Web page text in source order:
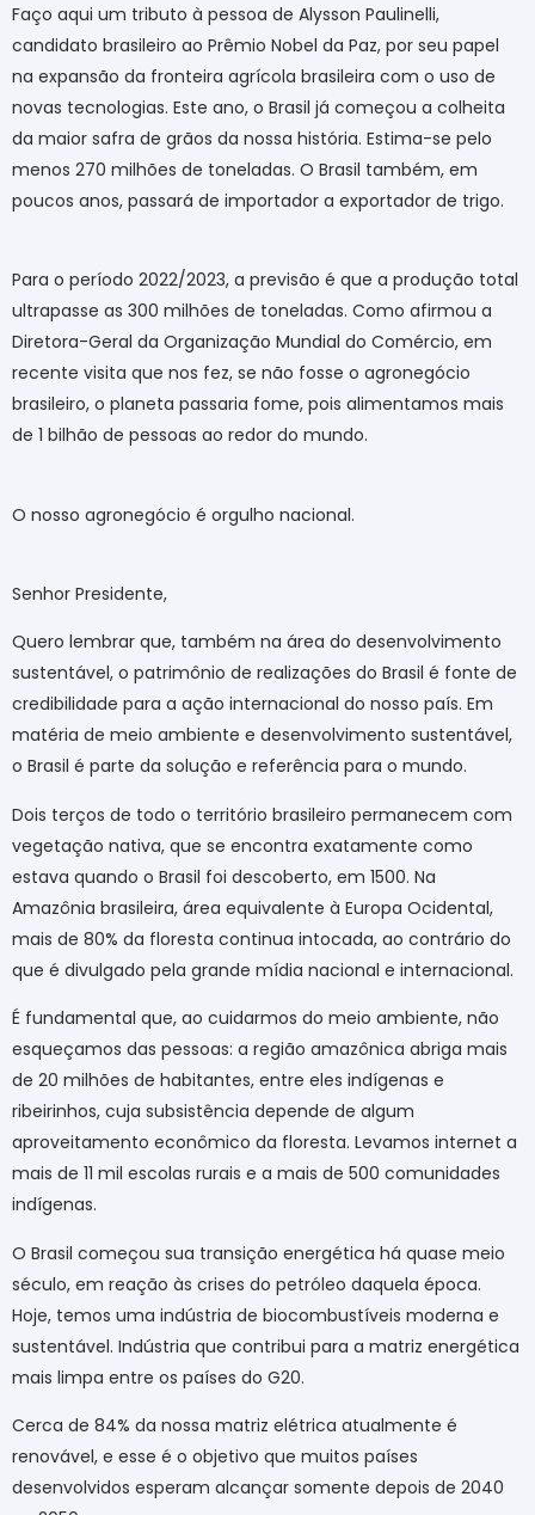
Faço aqui um tributo à pessoa de Alysson Paulinelli,
candidato brasileiro ao Prêmio Nobel da Paz, por seu papel
na expansão da fronteira agrícola brasileira com o uso de
novas tecnologias. Este ano, o Brasil já começou a colheita
da maior safra de grãos da nossa história. Estima-se pelo
menos 270 milhões de toneladas. O Brasil também, em
poucos anos, passará de importador a exportador de trigo.
Para o período 2022/2023, a previsão é que a produção total
ultrapasse as 300 milhões de toneladas. Como afirmou a
Diretora-Geral da Organização Mundial do Comércio, em
recente visita que nos fez, se não fosse o agronegócio
brasileiro, o planeta passaria fome, pois alimentamos mais
de 1 bilhão de pessoas ao redor do mundo.
O nosso agronegócio é orgulho nacional.
Senhor Presidente,
Quero lembrar que, também na área do desenvolvimento
sustentável, o patrimônio de realizações do Brasil é fonte de
credibilidade para a ação internacional do nosso país. Em
matéria de meio ambiente e desenvolvimento sustentável,
o Brasil é parte da solução e referência para o mundo.
Dois terços de todo o território brasileiro permanecem com
vegetação nativa, que se encontra exatamente como
estava quando o Brasil foi descoberto, em 1500. Na
Amazônia brasileira, área equivalente à Europa Ocidental,
mais de 80% da floresta continua intocada, ao contrário do
que é divulgado pela grande mídia nacional e internacional.
É fundamental que, ao cuidarmos do meio ambiente, não
esqueçamos das pessoas: a região amazônica abriga mais
de 20 milhões de habitantes, entre eles indígenas e
ribeirinhos, cuja subsistência depende de algum
aproveitamento econômico da floresta. Levamos internet a
mais de 11 mil escolas rurais e a mais de 500 comunidades
indígenas.
O Brasil começou sua transição energética há quase meio
século, em reação às crises do petróleo daquela época.
Hoje, temos uma indústria de biocombustíveis moderna e
sustentável. Indústria que contribui para a matriz energética
mais limpa entre os países do G20.
Cerca de 84% da nossa matriz elétrica atualmente é
renovável, e esse é o objetivo que muitos países
desenvolvidos esperam alcançar somente depois de 2040